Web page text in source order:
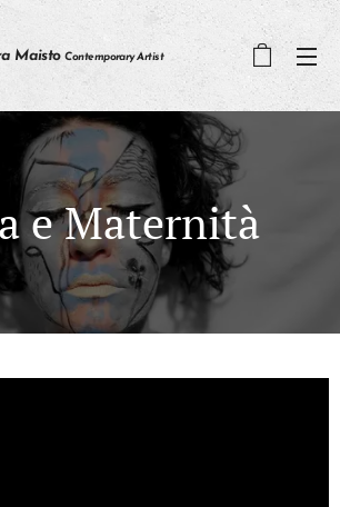
MaistoContemporary Artist
e Maternità